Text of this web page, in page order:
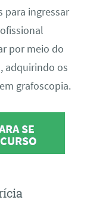
para ingressar
por meio do
adquirindo os
grafoscopia.
SE